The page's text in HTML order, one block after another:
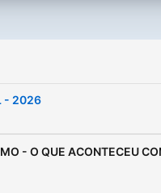
- 2026
- O QUE ACONTECEU